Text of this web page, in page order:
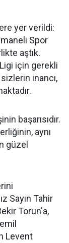
yer verildi:
Spor
aştık.
için gerekli
inancı,
başarısıdır.
aynı
güzel
Sayın Tahir
Torun'a,
Levent